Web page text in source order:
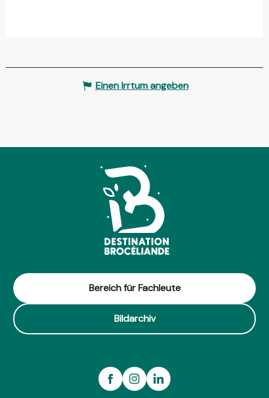
Einen Irrtum angeben
Bereich für Fachleute
Bildarchiv